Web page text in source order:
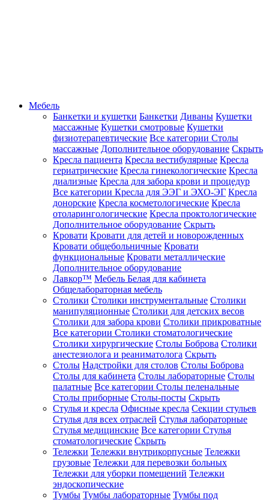
Мебель
Банкетки и кушетки Банкетки Диваны Кушетки
массажные Кушетки смотровые Кушетки
физиотерапевтические Все категории Столы
массажные Дополнительное оборудование Скрыть
Кресла пациента Кресла вестибулярные Кресла
гериатрические Кресла гинекологические Кресла
диализные Кресла для забора крови и процедур
Все категории Кресла для ЭЭГ и ЭХО-ЭГ Кресла
донорские Кресла косметологические Кресла
отоларингологические Кресла проктологические
Дополнительное оборудование Скрыть
Кровати Кровати для детей и новорожденных
Кровати общебольничные Кровати
функциональные Кровати металлические
Дополнительное оборудование
Лавкор™ Мебель Белая для кабинета
Общелабораторная мебель
Столики Столики инструментальные Столики
манипуляционные Столики для детских весов
Столики для забора крови Столики прикроватные
Все категории Столики стоматологические
Столики хирургические Столы Боброва Столики
анестезиолога и реаниматолога Скрыть
Столы Надстройки для столов Столы Боброва
Столы для кабинета Столы лабораторные Столы
палатные Все категории Столы пеленальные
Столы приборные Столы-посты Скрыть
Стулья и кресла Офисные кресла Секции стульев
Стулья для всех отраслей Стулья лабораторные
Стулья медицинские Все категории Стулья
стоматологические Скрыть
Тележки Тележки внутрикорпусные Тележки
грузовые Тележки для перевозки больных
Тележки для уборки помещений Тележки
эндоскопические
Тумбы Тумбы лабораторные Тумбы под